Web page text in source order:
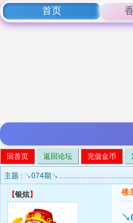
首页
回首页 返回论坛 充值金币
主题 : ↘074期↘………………………………
【银炫】 楼